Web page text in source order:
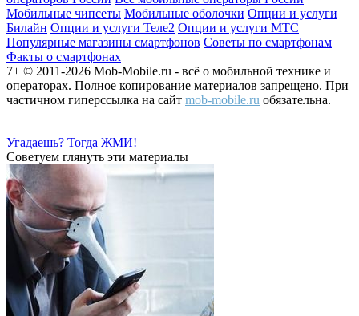
Мобильные чипсеты Мобильные оболочки Опции и услуги
Билайн Опции и услуги Теле2 Опции и услуги МТС
Популярные магазины смартфонов Советы по смартфонам
Факты о смартфонах
7+ © 2011-2026 Mob-Mobile.ru - всё о мобильной технике и
операторах. Полное копирование материалов запрещено. При
частичном гиперссылка на сайт mob-mobile.ru обязательна.
Угадаешь? Тогда ЖМИ!
Советуем глянуть эти материалы